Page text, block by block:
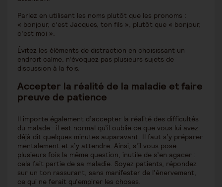
Parlez en utilisant les noms plutôt que les pronoms :
« bonjour, c’est Jacques, ton fils », plutôt que « bonjour,
c’est moi ».
Évitez les éléments de distraction en choisissant un
endroit calme, n’évoquez pas plusieurs sujets de
discussion à la fois.
Accepter la réalité de la maladie et faire
preuve de patience
Il importe également d’accepter la réalité des difficultés
du malade : il est normal qu’il oublie ce que vous lui avez
déjà dit quelques minutes auparavant. Il faut s’y préparer
mentalement et s’y attendre. Ainsi, s’il vous pose
plusieurs fois la même question, inutile de s’en agacer :
cela fait partie de sa maladie. Soyez patients, répondez
sur un ton rassurant, sans manifester de l’énervement,
ce qui ne ferait qu’empirer les choses.